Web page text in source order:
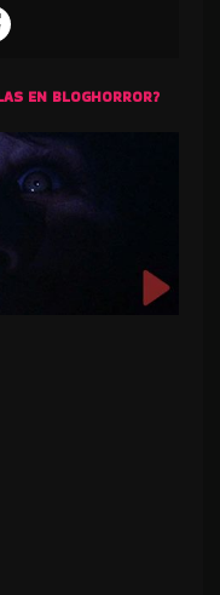
EN BLOGHORROR?